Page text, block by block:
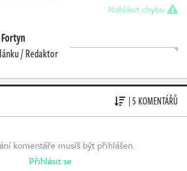
Nahlásit chybu
/ Redaktor
| 5 KOMENTÁŘŮ
komentáře musíš být přihlášen.
Přihlásit se